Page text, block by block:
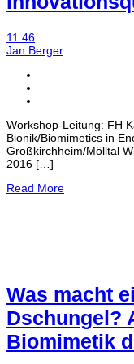
11:46
Jan Berger
Workshop-Leitung: FH
Bionik/Biomimetics in
Großkirchheim/Mölltal
2016 […]
Read More
Was macht
Dschungel?
Biomimetik